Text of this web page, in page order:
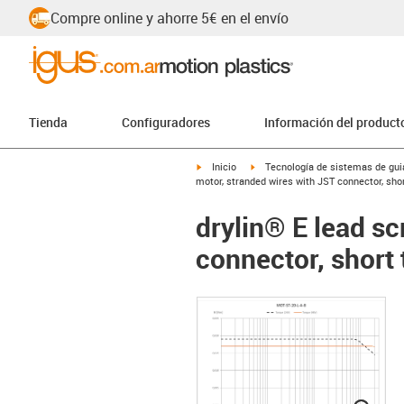
Compre online y ahorre 5€ en el envío
Tienda Configuradores Información del
igus-icon-arrow-right
Inicio igus-icon-arrow-right
Tecnología de sistemas de
motor, stranded wires with JST connector,
drylin® E lead
connector, short